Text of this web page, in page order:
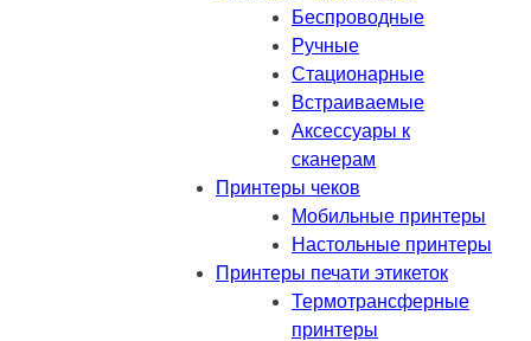
Беспроводные
Ручные
Стационарные
Встраиваемые
Аксессуары к
сканерам
Принтеры чеков
Мобильные принтеры
Настольные принтеры
Принтеры печати этикеток
Термотрансферные
принтеры